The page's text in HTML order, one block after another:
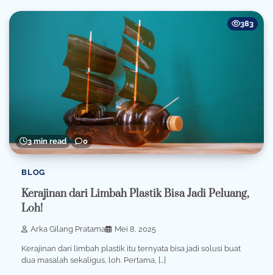
3 min read 0
383
BLOG
Kerajinan dari Limbah Plastik Bisa Jadi Peluang,
Loh!
Arka Gilang Pratama Mei 8, 2025
Kerajinan dari limbah plastik itu ternyata bisa jadi solusi buat
dua masalah sekaligus, loh. Pertama, […]